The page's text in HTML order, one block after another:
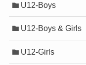
U12-Boys
U12-Boys & Girls
U12-Girls